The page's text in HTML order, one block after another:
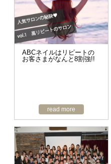
ABCネイルはリピートの
お客さまがなんと8割強!!
read more